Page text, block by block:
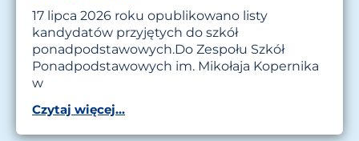
17 lipca 2026 roku opublikowano listy
kandydatów przyjętych do szkół
ponadpodstawowych.Do Zespołu Szkół
Ponadpodstawowych im. Mikołaja Kopernika
w
Czytaj więcej...